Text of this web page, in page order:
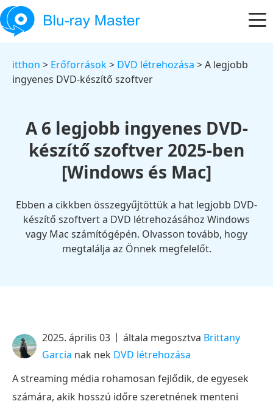
itthon > Erőforrások> DVD létrehozása > A legjobb
ingyenes DVD-készítő szoftver
A 6 legjobb ingyenes DVD-
készítő szoftver 2025-ben
[Windows és Mac]
Ebben a cikkben összegyűjtöttük a hat legjobb DVD-
készítő szoftvert a DVD létrehozásához Windows
vagy Mac számítógépén. Olvasson tovább, hogy
megtalálja az Önnek megfelelőt.
2025. április 03 általa megosztva Brittany
Garcia nak nek DVD létrehozása
A streaming média rohamosan fejlődik, de egyesek
számára, akik hosszú időre szeretnének menteni